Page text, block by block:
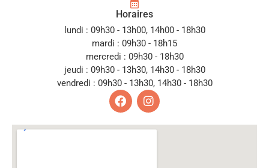
Horaires
lundi : 09h30 - 13h00, 14h00 - 18h30
mardi : 09h30 - 18h15
mercredi : 09h30 - 18h30
jeudi : 09h30 - 13h30, 14h30 - 18h30
vendredi : 09h30 - 13h30, 14h30 - 18h30